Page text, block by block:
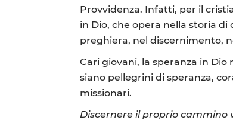
Provvidenza. Infatti, per il
in Dio, che opera nella storia
preghiera, nel discernimento,
Cari giovani, la speranza in
siano pellegrini di speranza,
missionari.
Discernere il proprio cammino